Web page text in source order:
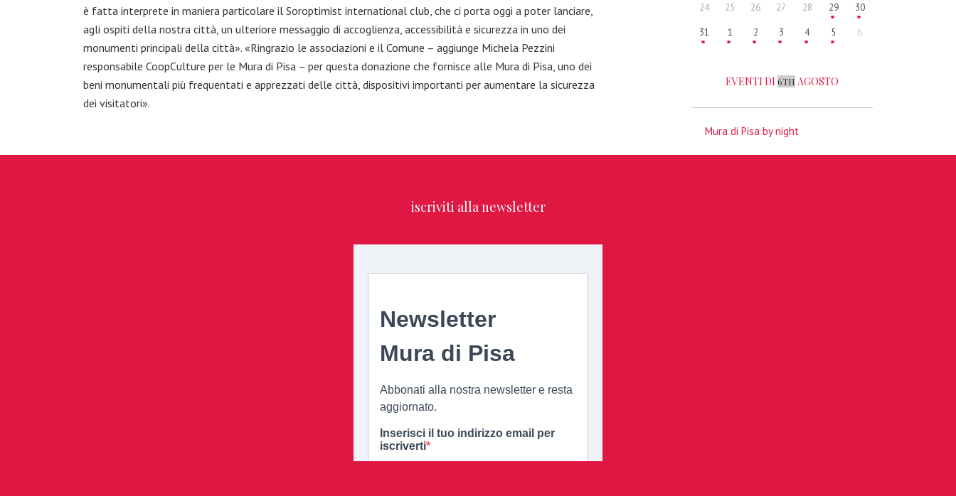
è fatta interprete in maniera particolare il Soroptimist international club, che ci porta oggi a poter lanciare,
agli ospiti della nostra città, un ulteriore messaggio di accoglienza, accessibilità e sicurezza in uno dei
monumenti principali della città». «Ringrazio le associazioni e il Comune – aggiunge Michela Pezzini
responsabile CoopCulture per le Mura di Pisa – per questa donazione che fornisce alle Mura di Pisa, uno dei
beni monumentali più frequentati e apprezzati delle città, dispositivi importanti per aumentare la sicurezza
dei visitatori».
24 25 26 27 28 29 30
31 1 2 3 4 5 6
EVENTI DI 6TH AGOSTO
Mura di Pisa by night
iscriviti alla newsletter